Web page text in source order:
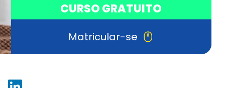
CURSO GRATUITO
Matricular-se